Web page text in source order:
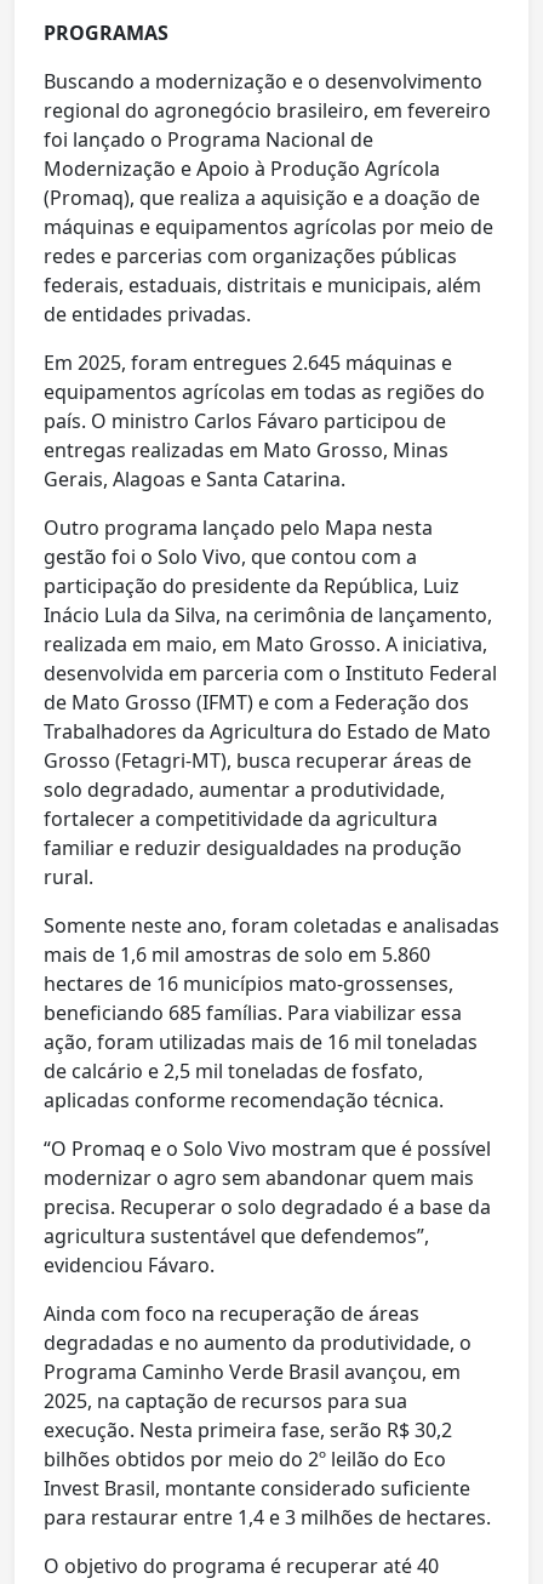
PROGRAMAS
Buscando a modernização e o desenvolvimento
regional do agronegócio brasileiro, em fevereiro
foi lançado o Programa Nacional de
Modernização e Apoio à Produção Agrícola
(Promaq), que realiza a aquisição e a doação de
máquinas e equipamentos agrícolas por meio de
redes e parcerias com organizações públicas
federais, estaduais, distritais e municipais, além
de entidades privadas.
Em 2025, foram entregues 2.645 máquinas e
equipamentos agrícolas em todas as regiões do
país. O ministro Carlos Fávaro participou de
entregas realizadas em Mato Grosso, Minas
Gerais, Alagoas e Santa Catarina.
Outro programa lançado pelo Mapa nesta
gestão foi o Solo Vivo, que contou com a
participação do presidente da República, Luiz
Inácio Lula da Silva, na cerimônia de lançamento,
realizada em maio, em Mato Grosso. A iniciativa,
desenvolvida em parceria com o Instituto Federal
de Mato Grosso (IFMT) e com a Federação dos
Trabalhadores da Agricultura do Estado de Mato
Grosso (Fetagri-MT), busca recuperar áreas de
solo degradado, aumentar a produtividade,
fortalecer a competitividade da agricultura
familiar e reduzir desigualdades na produção
rural.
Somente neste ano, foram coletadas e analisadas
mais de 1,6 mil amostras de solo em 5.860
hectares de 16 municípios mato-grossenses,
beneficiando 685 famílias. Para viabilizar essa
ação, foram utilizadas mais de 16 mil toneladas
de calcário e 2,5 mil toneladas de fosfato,
aplicadas conforme recomendação técnica.
“O Promaq e o Solo Vivo mostram que é possível
modernizar o agro sem abandonar quem mais
precisa. Recuperar o solo degradado é a base da
agricultura sustentável que defendemos”,
evidenciou Fávaro.
Ainda com foco na recuperação de áreas
degradadas e no aumento da produtividade, o
Programa Caminho Verde Brasil avançou, em
2025, na captação de recursos para sua
execução. Nesta primeira fase, serão R$ 30,2
bilhões obtidos por meio do 2º leilão do Eco
Invest Brasil, montante considerado suficiente
para restaurar entre 1,4 e 3 milhões de hectares.
O objetivo do programa é recuperar até 40